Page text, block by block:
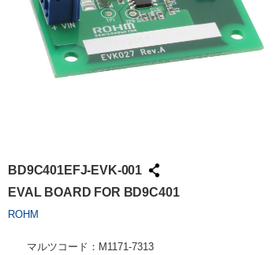
BD9C401EFJ-EVK-001
EVAL BOARD FOR BD9C401
ROHM
マルツコード： M1171-7313